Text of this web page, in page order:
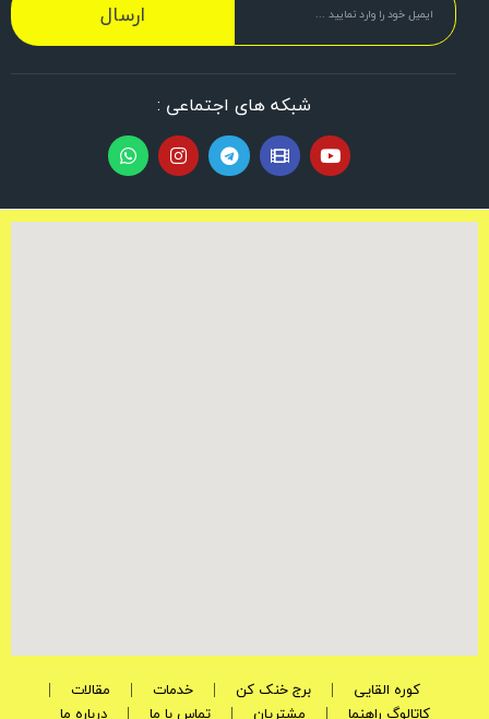
ارسال
شبکه های اجتماعی :
کوره القایی برج خنک کن خدمات
مقالات
کاتالوگ راهنما
مشتریان تماس با ما درباره ما